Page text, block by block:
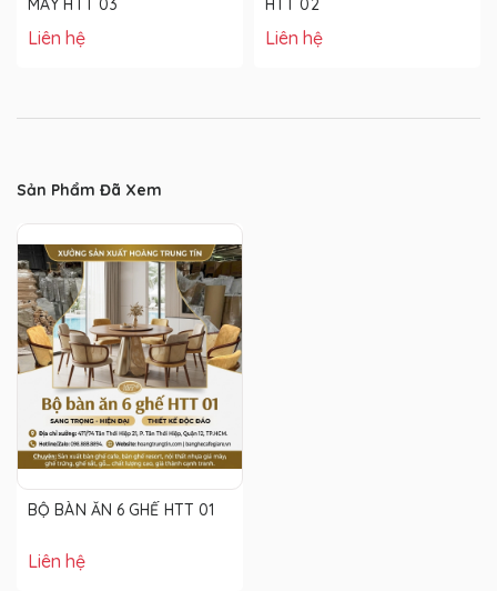
Liên hệ Liên hệ
Sản Phẩm Đã Xem
BỘ BÀN ĂN 6 GHẾ HTT 01
Liên hệ